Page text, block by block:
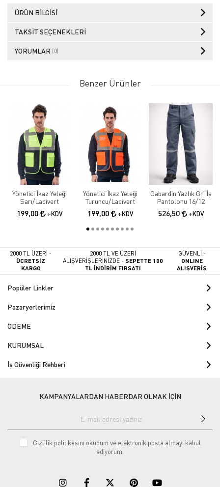
ÜRÜN BILGISI
TAKSIT SEÇENEKLERI
YORUMLAR (0)
Benzer Ürünler
Yönetici İkaz Yeleği
Sarı/Lacivert
199,00 +KDV
Yönetici İkaz Yeleği
Turuncu/Lacivert
199,00 +KDV
Gabardin Yazlık Gri İş
Pantolonu 16/12
526,50 +KDV
2000 TL ÜZERİ -
ÜCRETSİZ
KARGO
2000 TL VE ÜZERİ
ALIŞVERİŞLERİNİZDE -SEPETTE 100
TL İNDİRİM FIRSATI
GÜVENLİ -
ONLINE
ALIŞVERİŞ
Popüler Linkler
Pazaryerlerimiz
ÖDEME
KURUMSAL
İş Güvenliği Rehberi
KAMPANYALARDAN HABERDAR OLMAK İÇİN
Gizlilik politikasını okudum ve elektronik posta almayı kabul
ediyorum.